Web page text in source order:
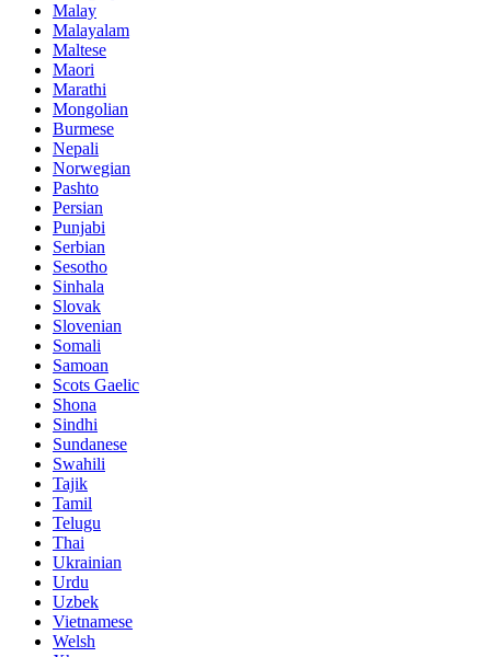
Malay
Malayalam
Maltese
Maori
Marathi
Mongolian
Burmese
Nepali
Norwegian
Pashto
Persian
Punjabi
Serbian
Sesotho
Sinhala
Slovak
Slovenian
Somali
Samoan
Scots Gaelic
Shona
Sindhi
Sundanese
Swahili
Tajik
Tamil
Telugu
Thai
Ukrainian
Urdu
Uzbek
Vietnamese
Welsh